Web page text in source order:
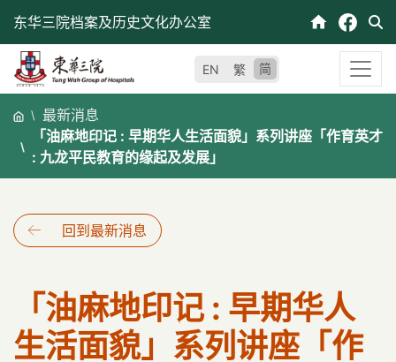
东华三院档案及历史文化办公室
EN 繁 简
最新消息
「油麻地印记 : 早期华人生活面貌」系列讲座「作育英才
: 九龙平民教育的缘起及发展」
回到最新消息
「油麻地印记 : 早期华人
生活面貌」系列讲座「作